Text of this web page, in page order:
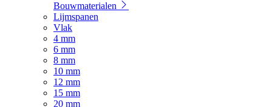
Bouwmaterialen
Lijmspanen
Vlak
4 mm
6 mm
8 mm
10 mm
12 mm
15 mm
20 mm